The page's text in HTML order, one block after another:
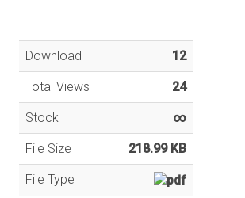
Download 12
Total Views 24
Stock ∞
File Size 218.99 KB
File Type